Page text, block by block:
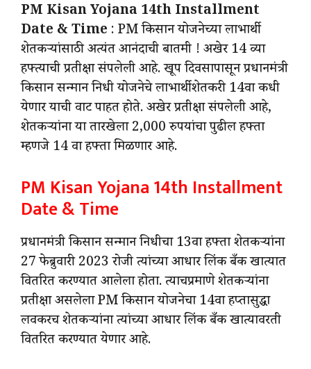
PM Kisan Yojana 14th Installment
Date & Time : PM किसान योजनेच्या लाभार्थी
शेतकऱ्यांसाठी अत्यंत आनंदाची बातमी ! अखेर 14 व्या
हफ्त्याची प्रतीक्षा संपलेली आहे. खूप दिवसापासून प्रधानमंत्री
किसान सन्मान निधी योजनेचे लाभार्थी शेतकरी 14वा कधी
येणार याची वाट पाहत होते. अखेर प्रतीक्षा संपलेली आहे,
शेतकऱ्यांना या तारखेला 2,000 रुपयांचा पुढील हफ्ता
म्हणजे 14 वा हफ्ता मिळणार आहे.
PM Kisan Yojana 14th Installment
Date & Time
प्रधानमंत्री किसान सन्मान निधीचा 13वा हफ्ता शेतकऱ्यांना
27 फेब्रुवारी 2023 रोजी त्यांच्या आधार लिंक बँक खात्यात
वितरित करण्यात आलेला होता. त्याचप्रमाणे शेतकऱ्यांना
प्रतीक्षा असलेला PM किसान योजनेचा 14वा हप्तासुद्धा
लवकरच शेतकऱ्यांना त्यांच्या आधार लिंक बँक खात्यावरती
वितरित करण्यात येणार आहे.